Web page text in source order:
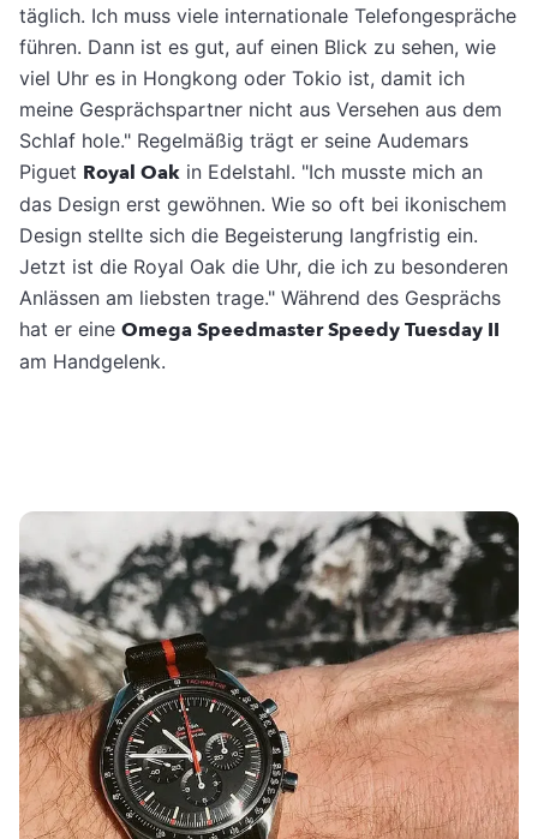
täglich. Ich muss viele internationale Telefongespräche
führen. Dann ist es gut, auf einen Blick zu sehen, wie
viel Uhr es in Hongkong oder Tokio ist, damit ich
meine Gesprächspartner nicht aus Versehen aus dem
Schlaf hole." Regelmäßig trägt er seine Audemars
Piguet Royal Oak in Edelstahl. "Ich musste mich an
das Design erst gewöhnen. Wie so oft bei ikonischem
Design stellte sich die Begeisterung langfristig ein.
Jetzt ist die Royal Oak die Uhr, die ich zu besonderen
Anlässen am liebsten trage." Während des Gesprächs
hat er eine Omega Speedmaster Speedy Tuesday II
am Handgelenk.